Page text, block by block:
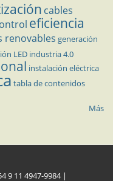
cables
eficiencia
renovables generación
LED industria 4.0
instalación eléctrica
tabla de contenidos
Más
9 11 4947-9984 |